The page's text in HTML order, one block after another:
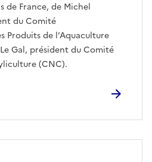
de France, de Michel
du Comité
Produits de l’Aquaculture
Gal, président du Comité
(CNC).